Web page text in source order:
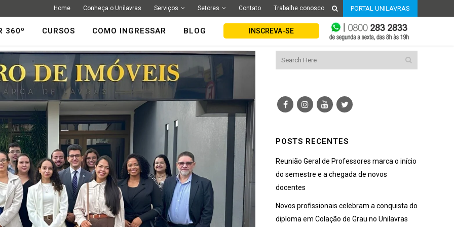
Home Conheça o Unilavras Serviços Setores Contato Trabalhe conosco PORTAL UNILAVRAS
INSCREVA-SE
360º CURSOS COMO INGRESSAR BLOG
POSTS RECENTES
Reunião Geral de Professores marca o início
do semestre e a chegada de novos
docentes
Novos profissionais celebram a conquista do
diploma em Colação de Grau no Unilavras